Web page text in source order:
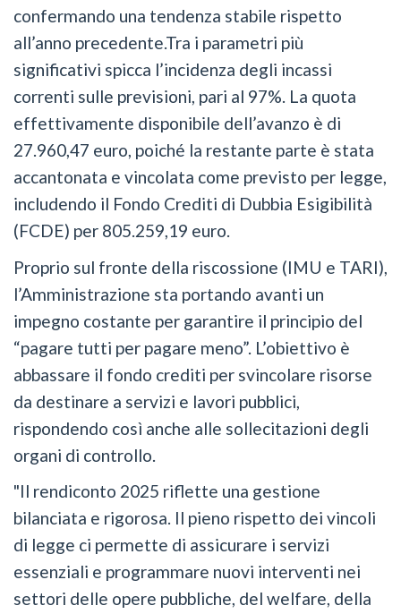
confermando una tendenza stabile rispetto
all’anno precedente.Tra i parametri più
significativi spicca l’incidenza degli incassi
correnti sulle previsioni, pari al 97%. La quota
effettivamente disponibile dell’avanzo è di
27.960,47 euro, poiché la restante parte è stata
accantonata e vincolata come previsto per legge,
includendo il Fondo Crediti di Dubbia Esigibilità
(FCDE) per 805.259,19 euro.
Proprio sul fronte della riscossione (IMU e TARI),
l’Amministrazione sta portando avanti un
impegno costante per garantire il principio del
“pagare tutti per pagare meno”. L’obiettivo è
abbassare il fondo crediti per svincolare risorse
da destinare a servizi e lavori pubblici,
rispondendo così anche alle sollecitazioni degli
organi di controllo.
"Il rendiconto 2025 riflette una gestione
bilanciata e rigorosa. Il pieno rispetto dei vincoli
di legge ci permette di assicurare i servizi
essenziali e programmare nuovi interventi nei
settori delle opere pubbliche, del welfare, della